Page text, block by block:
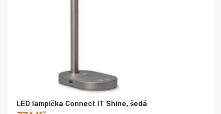
LED lampička Connect IT Shine, šedá